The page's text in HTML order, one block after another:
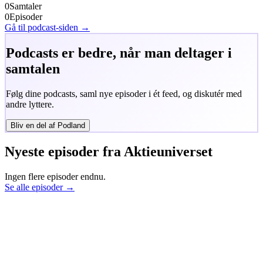
0Samtaler
0Episoder
Gå til podcast-siden →
Podcasts er bedre, når man deltager i
samtalen
Følg dine podcasts, saml nye episoder i ét feed, og diskutér med
andre lyttere.
Bliv en del af Podland
Nyeste episoder fraAktieuniverset
Ingen flere episoder endnu.
Se alle episoder →